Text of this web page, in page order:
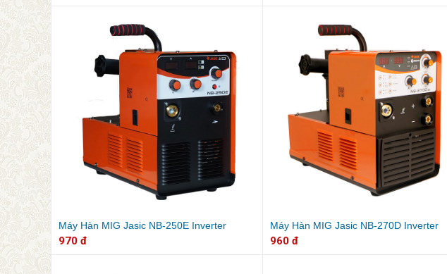
Máy Hàn MIG Jasic NB-250E Inverter
970 đ
Máy Hàn MIG Jasic NB-270D Inverter
960 đ